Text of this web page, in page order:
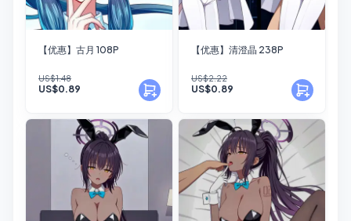
【优惠】古月 108P
US$1.48
US$0.89
【优惠】清澄晶 238P
US$2.22
US$0.89